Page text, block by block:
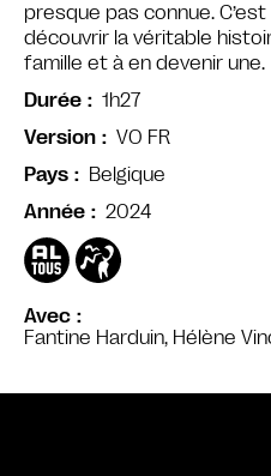
Avec
Fantine Harduin, Hélène
presque pas connue.
découvrir la véritable
famille et à en devenir une.
Durée
1h27
Version
VO FR
Pays
Belgique
Année
2024